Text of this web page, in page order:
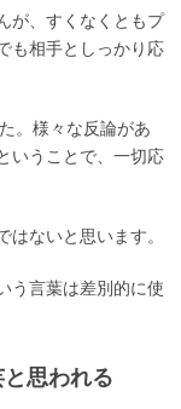
が、すくなくともプ
も相手としっかり応
。様々な反論があ
いうことで、一切応
ないと思います。
う言葉は差別的に使
思われる